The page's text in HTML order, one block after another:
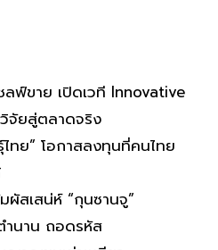
ลฟ์ขาย เปิดเวที Innovative
จัยสู่ตลาดจริง
ทย” โอกาสลงทุนที่คนไทย
สเสน่ห์ “กุนซานจู”
ำนาน ถอดรหัส